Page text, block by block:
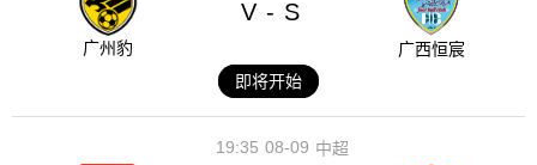
广州豹
V - S
广西恒宸
即将开始
08-09
19:35 中超